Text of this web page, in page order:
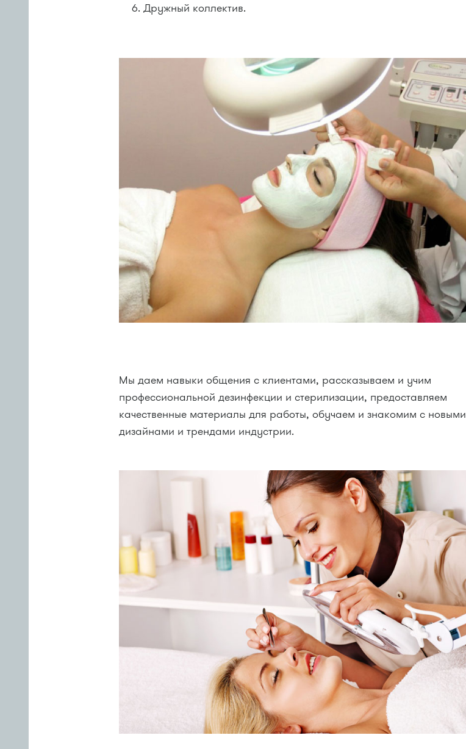
Дружный коллектив.
Мы даем навыки общения с клиентами, рассказываем и учим
профессиональной дезинфекции и стерилизации, предоставляем
качественные материалы для работы, обучаем и знакомим с новыми
дизайнами и трендами индустрии.